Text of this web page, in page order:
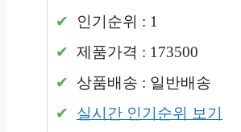
인기순위 : 1
제품가격 : 173500
상품배송 : 일반배송
실시간 인기순위 보기